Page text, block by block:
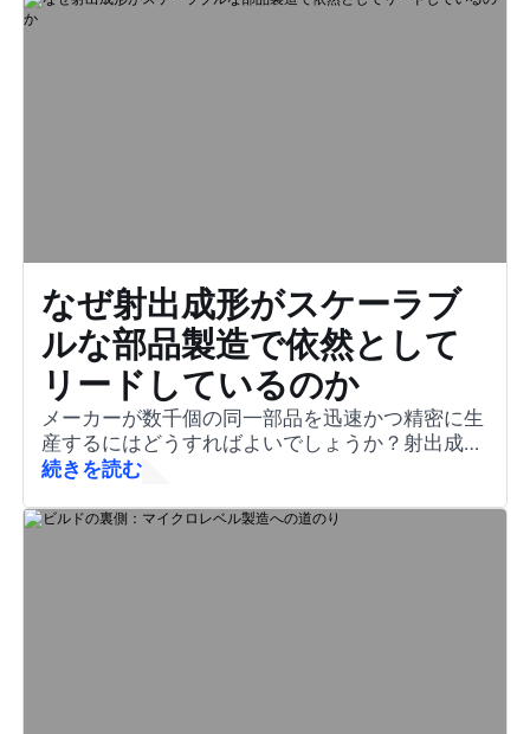
なぜ射出成形がスケーラブ
ルな部品製造で依然として
リードしているのか
メーカーが数千個の同一部品を迅速かつ精密に生
産するにはどうすればよいでしょうか？射出成形
がその答えであり、溶融材料を複雑で高品質な部
続きを読む